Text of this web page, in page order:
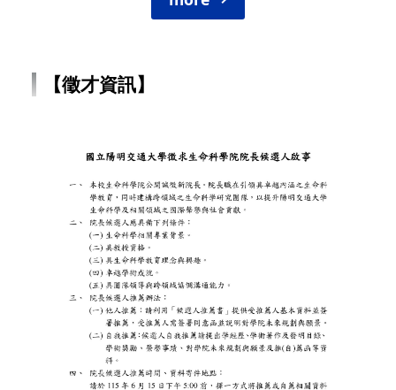
【徵才資訊】